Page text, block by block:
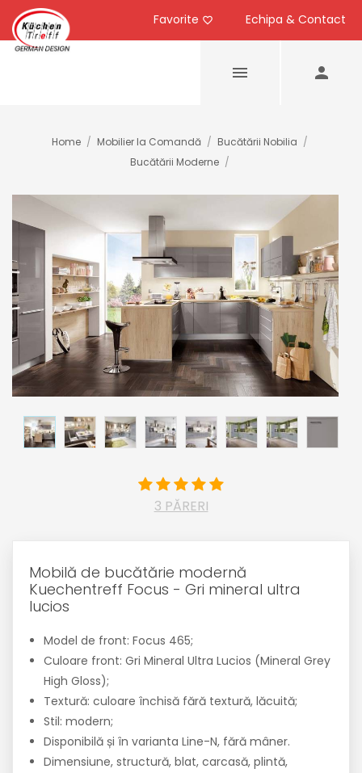
Echipa & Contact
Favorite
Home / Mobilier la Comandă / Bucătării Nobilia /
Bucătării Moderne /
3 PĂRERI
Mobilă de bucătărie modernă
Kuechentreff Focus - Gri mineral ultra
lucios
Model de front: Focus 465;
Culoare front: Gri Mineral Ultra Lucios (Mineral Grey
High Gloss);
Textură: culoare închisă fără textură, lăcuită;
Stil: modern;
Disponibilă și în varianta Line-N, fără mâner.
Dimensiune, structură, blat, carcasă, plintă,